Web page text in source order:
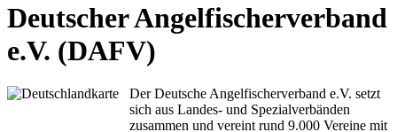
Deutscher Angelfischerverband
e.V. (DAFV)
Der Deutsche Angelfischerverband e.V. setzt
sich aus Landes- und Spezialverbänden
zusammen und vereint rund 9.000 Vereine mit